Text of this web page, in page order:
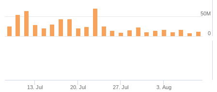
13. Jul 20. Jul 27. Jul 3. Aug
0
50M